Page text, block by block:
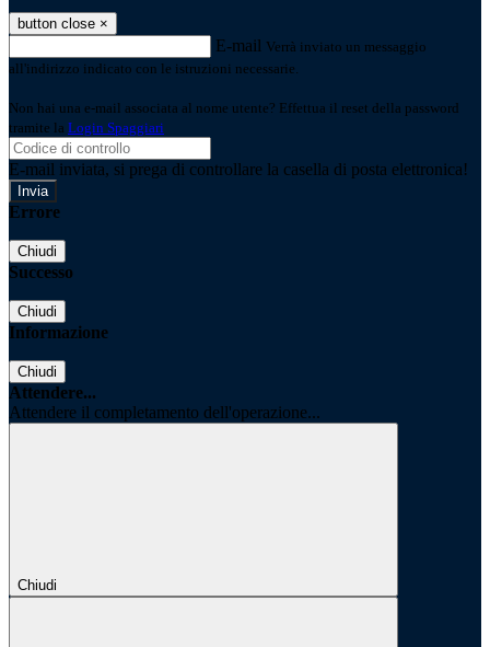
button close ×
E-mail Verrà inviato un messaggio
all'indirizzo indicato con le istruzioni necessarie.
Non hai una e-mail associata al nome utente? Effettua il reset della password
tramite la Login Spaggiari
E-mail inviata, si prega di controllare la casella di posta elettronica!
Errore
Chiudi
Successo
Chiudi
Informazione
Chiudi
Attendere...
Attendere il completamento dell'operazione...
Chiudi